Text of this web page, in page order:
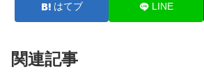
はてブ LINE
関連記事